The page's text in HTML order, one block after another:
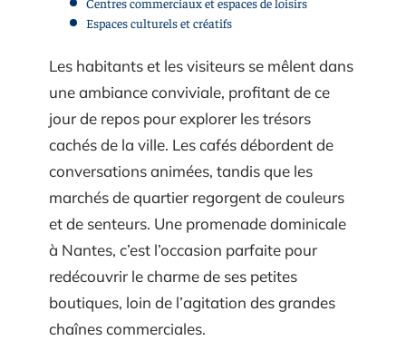
Espaces culturels et créatifs
Les habitants et les visiteurs se mêlent dans
une ambiance conviviale, profitant de ce
jour de repos pour explorer les trésors
cachés de la ville. Les cafés débordent de
conversations animées, tandis que les
marchés de quartier regorgent de couleurs
et de senteurs. Une promenade dominicale
à Nantes, c’est l’occasion parfaite pour
redécouvrir le charme de ses petites
boutiques, loin de l’agitation des grandes
chaînes commerciales.